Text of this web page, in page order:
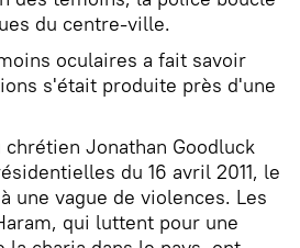
du centre-ville.
oculaires a fait savoir
s'était produite près d'une
Jonathan Goodluck
du 16 avril 2011, le
une vague de violences. Les
qui luttent pour une